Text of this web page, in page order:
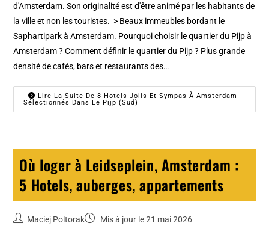
d'Amsterdam. Son originalité est d'être animé par les habitants de
la ville et non les touristes. > Beaux immeubles bordant le
Saphartipark à Amsterdam. Pourquoi choisir le quartier du Pijp à
Amsterdam ? Comment définir le quartier du Pijp ? Plus grande
densité de cafés, bars et restaurants des…
Lire La Suite De 8 Hotels Jolis Et Sympas À Amsterdam
Sélectionnés Dans Le Pijp (Sud)
Où loger à Leidseplein, Amsterdam :
5 Hotels, auberges, appartements
Maciej Poltorak Mis à jour le 21 mai 2026